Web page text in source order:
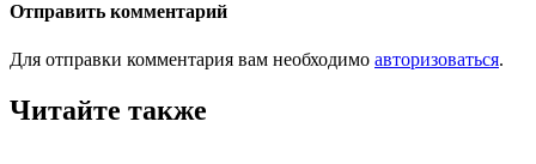
Отправить комментарий
Для отправки комментария вам необходимо авторизоваться.
Читайте также